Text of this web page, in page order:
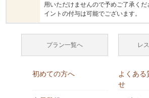
用いただけませんので予めご了承く
イントの付与は可能でございます。
プラン一覧へ レ
初めての方へ
よくある
せ